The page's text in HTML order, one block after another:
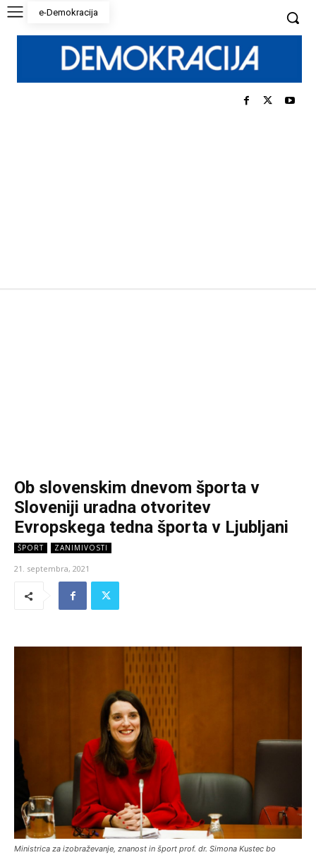
e-Demokracija
Ob slovenskim dnevom športa v
Sloveniji uradna otvoritev
Evropskega tedna športa v Ljubljani
ŠPORT ZANIMIVOSTI
21. septembra, 2021
Ministrica za izobraževanje, znanost in šport prof. dr. Simona Kustec bo